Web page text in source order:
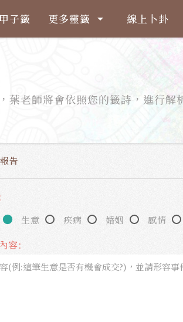
子籤 更多靈籤 arrow_drop_down 線上卜卦
葉老師將會依照您的籤詩，進行
告
生意 疾病 婚姻 感情
容: